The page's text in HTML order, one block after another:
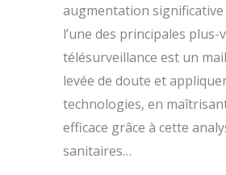
augmentation significative
l’une des principales
télésurveillance est un
levée de doute et
technologies, en
efficace grâce à cette
sanitaires…